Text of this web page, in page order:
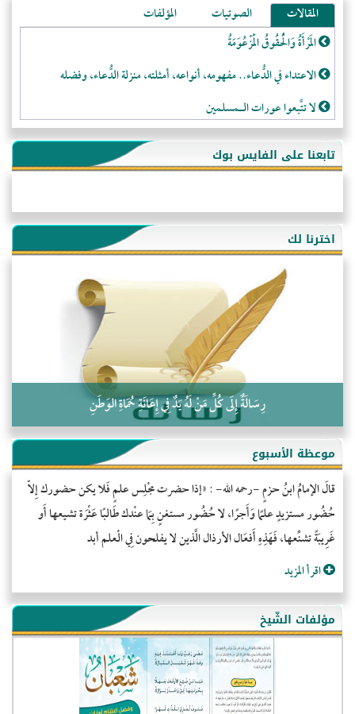
المقالات الصوتيات
المؤلفات
المَرْأَةُ وَالْحُقُوقُ الْمَزْعُوَمَةُ
الاعتداء في الدُّعاء.. مفهومه، أنواعه، أمثلته، منزلة الدُّعاء، وفضله
لا تتَّبعوا عورات الـمسلمين
فقه النَّصيحة عند الصَّحابة الكرام رضي الله عنهم
لَا عِزَّةَ إِلَّا بِالإِسْلَامِ
هذه سبيلنا فماذا تنقمون؟!
أُسُـسُ بَـيْـتِ الـمُسْـلِمِ
التَّعْلِيمُ القُرْآنِي
كلمة إلى إخواني السلفيين في الجزائر
تابعنا على الفايس بوك
اخترنا لك
رِسَالَةٌ إِلَى كُلِّ مَنْ لَهُ يَدٌ فِي إِعَانَةِ حُمَاةِ الوَطَنِ
موعظة الأسبوع
قالَ الإمامُ ابنُ حزمٍ -رحمه الله- : «إذا حضرت مجْلِس علمٍ فَلا يكن حضورك إِلاّ
حُضُور مستزيدٍ علمًا وَأَجرًا، لا حُضُور مستغنٍ بِمَا عنْدك طَالبًا عَثْرَة تشيعها أَو
غَرِيبَةً تشنِّعها، فَهَذِهِ أَفعَال الأرذال الَّذين لا يفلحون فِي الْعلم أبد
اقرأ المزيد
مؤلفات الشّيخ